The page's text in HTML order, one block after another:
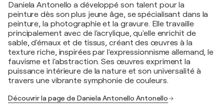
Daniela Antonello a développé son talent pour la
peinture dès son plus jeune âge, se spécialisant dans la
peinture, la photographie et la gravure. Elle travaille
principalement avec de l'acrylique, qu'elle enrichit de
sable, d'émaux et de tissus, créant des œuvres à la
texture riche, inspirées par l'expressionnisme allemand, le
fauvisme et l'abstraction. Ses œuvres expriment la
puissance intérieure de la nature et son universalité à
travers une vibrante symphonie de couleurs.
Découvrir la page de Daniela Antonello Antonello